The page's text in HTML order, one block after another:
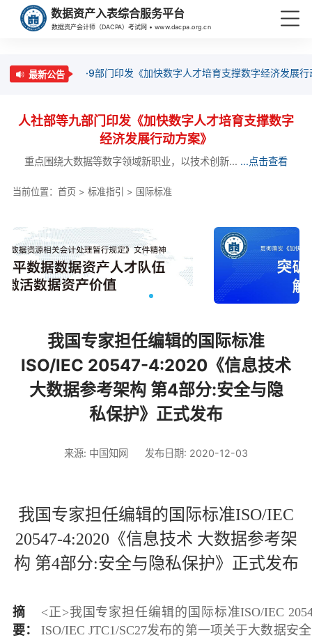
数据资产入表综合服务平台
数据资产会计师（DACPA）考试网 • www.dacpa.org.cn
最新公告 ·9部门印发《加快数字人才培育支撑数字经济发展
人社部等九部门印发《加快数字人才培育支撑数字
经济发展行动方案》
重点围绕大数据等数字领域新职业，以技术创新... ...点击查看
当前位置： 首页> 标准指引 > 国际标准
我国专家担任编辑的国际标准
ISO/IEC 20547-4:2020《信息技术
大数据参考架构 第4部分:安全与隐
私保护》正式发布
来源: 中国知网 发布日期: 2020-12-03
我国专家担任编辑的国际标准ISO/IEC
20547-4:2020《信息技术 大数据参考架
构 第4部分:安全与隐私保护》正式发布
摘
要：
<正>我国专家担任编辑的国际标准ISO/IEC
ISO/IEC JTC1/SC27发布的第一项关于大数据